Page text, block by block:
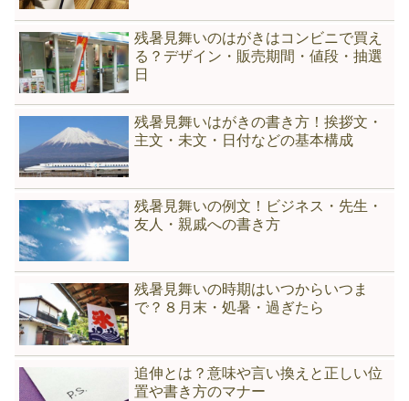
残暑見舞いのはがきはコンビニで買え
る？デザイン・販売期間・値段・抽選
日
残暑見舞いはがきの書き方！挨拶文・
主文・未文・日付などの基本構成
残暑見舞いの例文！ビジネス・先生・
友人・親戚への書き方
残暑見舞いの時期はいつからいつま
で？８月末・処暑・過ぎたら
追伸とは？意味や言い換えと正しい位
置や書き方のマナー